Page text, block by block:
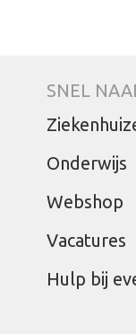
SNEL
Onderwijs
Webshop
Vacatures
Hulp bij